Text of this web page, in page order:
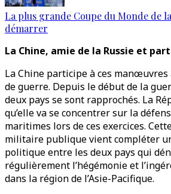
La plus grande Coupe du Monde de
démarrer
La Chine, amie de la Russie et
La Chine participe à ces manœuvres
de guerre. Depuis le début de la
deux pays se sont rapprochés. La
qu’elle va se concentrer sur la
maritimes lors de ces exercices.
militaire publique vient compléter
politique entre les deux pays qui
régulièrement l’hégémonie et
dans la région de l’Asie-Pacifique.